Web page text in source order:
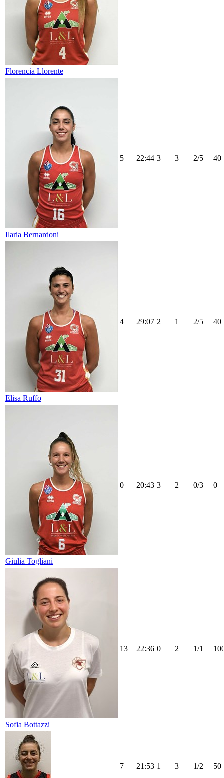
Florencia Llorente
Ilaria Bernardoni
5 22:44 3 3 2/5 40
Elisa Ruffo
4 29:07 2 1 2/5 40
Giulia Togliani
0 20:43 3 2 0/3 0
Sofia Bottazzi
13 22:36 0 2 1/1
7 21:53 1 3 1/2 50